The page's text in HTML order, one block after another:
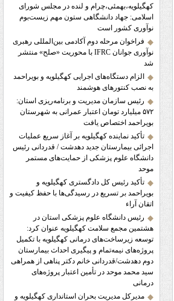
کهگیلویه،بهمئی،چرام و لنده در مجلس شورای
اسلامی: جهاد دانشگاهی ستون مهم زیست‌بوم
نوآوری کشور است
فراخوان مرحله دوم آکادمی بین‌المللی رهبری
نوآوری جوانان IFRC با محوریت «صلح» منتشر
شد
الزام دستگاه‌های اجرایی کهگیلویه و بویراحمد
به نصب کنتورهای هوشمند
رئیس سازمان مدیریت و برنامه‌ریزی استان:
۵۷۲ میلیارد تومان اعتبار عمرانی به شهرستان
بویراحمد اختصاص یافت
تأکید نماینده کهگیلویه بر آغاز سریع عملیات
اجرائی بیمارستان جدید دهدشت / قدردانی رئیس
دانشگاه علوم پزشکی از حمایت‌های مستمر
موحد
تأکید رئیس کل دادگستری کهگیلویه و
بویراحمد بر تسریع در رسیدگی‌ها با حفظ کیفیت و
اتقان آراء
رئیس دانشگاه علوم پزشکی استان در
هشتمین مجمع سلامت کهگیلویه عنوان کرد:
توسعه زیرساخت‌های درمانی کهگیلویه با تکمیل
پروژه‌های نیمه‌تمام و پیگیری احداث بیمارستان
دوم دهدشت/قدردانی خانم دکتر پناهی از همراهی
سید محمد موحد در تأمین اعتبار پروژه‌های
درمانی
مدیرکل مدیریت بحران استانداری کهگیلویه و